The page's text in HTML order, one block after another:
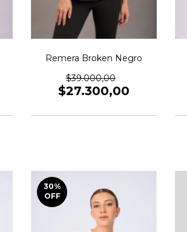
Remera Broken Negro
$39.000,00
$27.300,00
30%
OFF